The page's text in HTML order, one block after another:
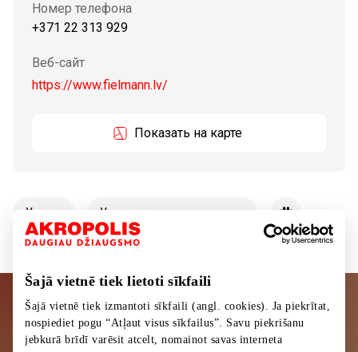
Šajā vietnē tiek lietoti sīkfaili
Šajā vietnē tiek izmantoti sīkfaili (angl. cookies). Ja piekrītat,
nospiediet pogu “Atļaut visus sīkfailus”. Savu piekrišanu
jebkurā brīdī varēsit atcelt, nomainot savas interneta
Номер телефона
+371 22 313 929
Веб-сайт
https://www.fielmann.lv/
Показать на карте
Услуги Услуги красоты и здоровья
Подписывайтесь на рассылку
новостей